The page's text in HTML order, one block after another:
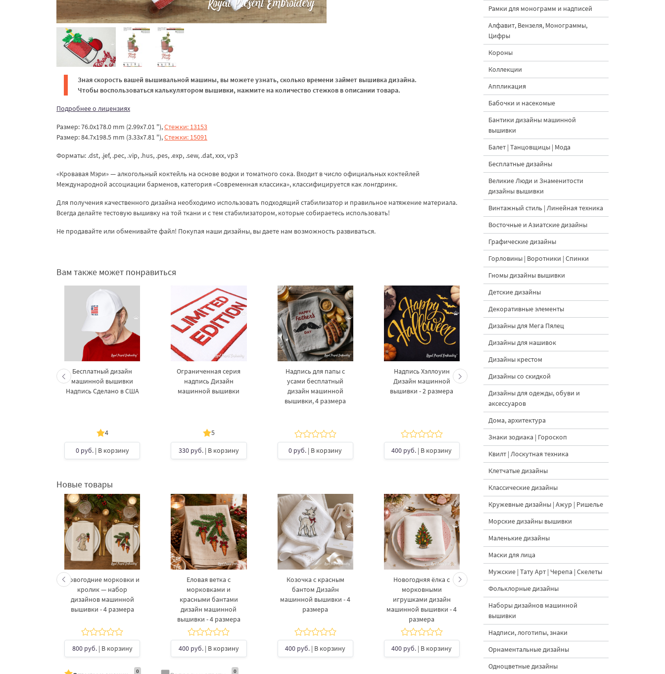
Зная скорость вашей вышивальной машины, вы можете узнать, сколько времени займет вышивка дизайна.
Чтобы воспользоваться калькулятором вышивки, нажмите на количество стежков в описании товара.
Подробнее о лицензиях
Размер: 76.0x178.0 mm (2.99x7.01 "),Стежки: 13153
Размер: 84.7x198.5 mm (3.33x7.81 "),Стежки: 15091
Форматы: .dst, .jef, .pec, .vip, .hus, .pes, .exp, .sew, .dat, xxx, vp3
«Кровавая Мэри» — алкогольный коктейль на основе водки и томатного сока. Входит в число официальных коктейлей
Международной ассоциации барменов, категория «Современная классика», классифицируется как лонгдринк.
Для получения качественного дизайна необходимо использовать подходящий стабилизатор и правильное натяжение материала.
Всегда делайте тестовую вышивку на той ткани и с тем стабилизатором, которые собираетесь использовать!
Не продавайте или обменивайте файл! Покупая наши дизайны, вы даете нам возможность развиваться.
Вам также может понравиться
Бесплатный дизайн
машинной вышивки
Надпись Сделано в США
4
0 руб.| В корзину
Ограниченная серия
надпись Дизайн
машинной вышивки
5
330 руб.| В корзину
Надпись для папы с
усами бесплатный
дизайн машинной
вышивки, 4 размера
0 руб. | В корзину
Надпись Хэллоуин
Дизайн машинной
вышивки - 2 размера
400 руб. | В корзину
Дизайн машинной
вышивки Надпись
Загадай желание - 4
размера
300 руб.
Новые товары
Новогодние морковки и
кролик — набор
дизайнов машинной
вышивки - 4 размера
800 руб.| В корзину
Еловая ветка с
морковками и
красными бантами
дизайн машинной
вышивки - 4 размера
400 руб.| В корзину
Козочка с красным
бантом Дизайн
машинной вышивки - 4
размера
400 руб. | В корзину
Новогодняя ёлка с
морковными
игрушками дизайн
машинной вышивки - 4
размера
400 руб. | В корзину
Кролик украшает ёлку
морковками дизайн
машинной вышивки - 3
размера
500 руб.| В корзину
Новогодний зайчик
подвесками на елке
0 0
Рамки для монограмм и надписей
Алфавит, Вензеля, Монограммы,
Цифры
Короны
Коллекции
Аппликация
Бабочки и насекомые
Бантики дизайны машинной
вышивки
Балет | Танцовщицы | Мода
Бесплатные дизайны
Великие Люди и Знаменитости
дизайны вышивки
Винтажный стиль | Линейная техника
Восточные и Азиатские дизайны
Графические дизайны
Горловины | Воротники | Спинки
Гномы дизайны вышивки
Детские дизайны
Декоративные элементы
Дизайны для Мега Пялец
Дизайны для нашивок
Дизайны крестом
Дизайны со скидкой
Дизайны для одежды, обуви и
аксессуаров
Дома, архитектура
Знаки зодиака | Гороскоп
Квилт | Лоскутная техника
Клетчатые дизайны
Классические дизайны
Кружевные дизайны | Ажур | Ришелье
Морские дизайны вышивки
Маленькие дизайны
Маски для лица
Мужские | Тату Арт | Черепа | Скелеты
Фольклорные дизайны
Наборы дизайнов машинной
вышивки
Надписи, логотипы, знаки
Орнаментальные дизайны
Одноцветные дизайны